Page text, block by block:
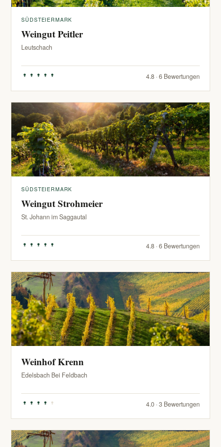
SÜDSTEIERMARK
Weingut Peitler
Leutschach
4.8 · 6 Bewertungen
SÜDSTEIERMARK
Weingut Strohmeier
St. Johann im Saggautal
4.8 · 6 Bewertungen
Weinhof Krenn
Edelsbach Bei Feldbach
4.0 · 3 Bewertungen